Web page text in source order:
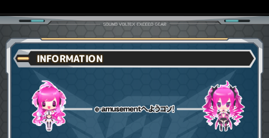
INFORMATION